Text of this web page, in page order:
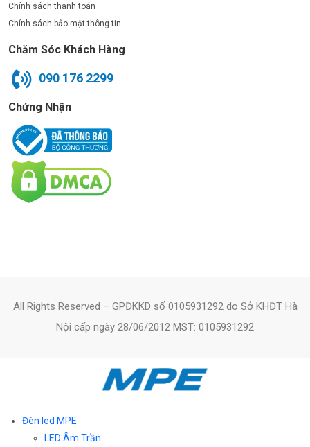
Chính sách thanh toán
Chính sách bảo mật thông tin
Chăm Sóc Khách Hàng
090 176 2299
Chứng Nhận
All Rights Reserved – GPĐKKD số 0105931292 do Sở KHĐT Hà
Nội cấp ngày 28/06/2012 MST: 0105931292
Đèn led MPE
LED Âm Trần